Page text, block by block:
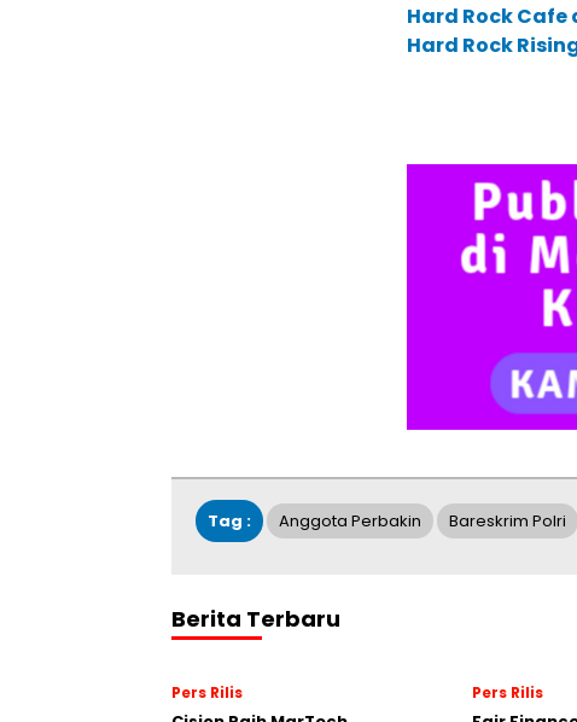
Hard Rock
Hard Rock
Tag : Anggota Perbakin Bareskrim Polri
Berita Terbaru
Pers Rilis Pers Rilis